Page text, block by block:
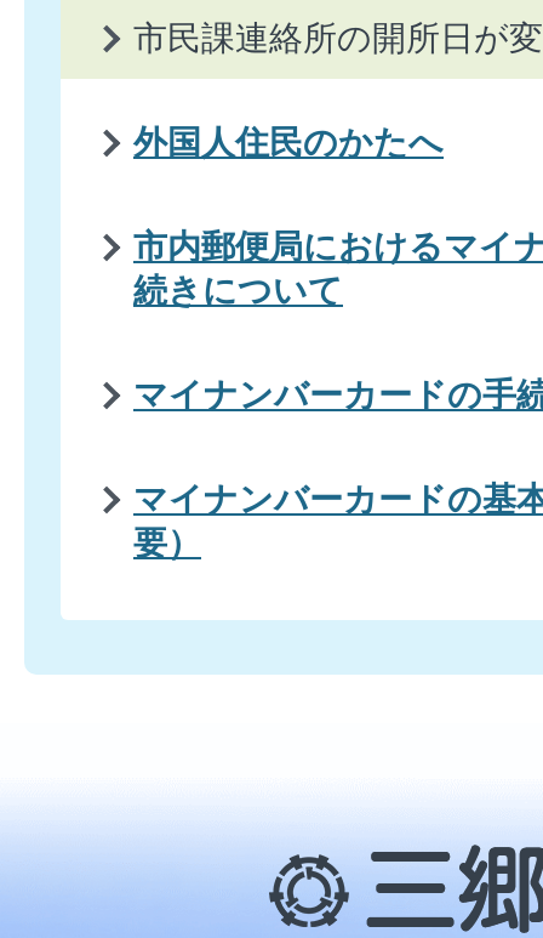
市民課連絡所の開所日が
外国人住民のかたへ
市内郵便局におけるマイ
続きについて
マイナンバーカードの手
マイナンバーカードの基
要）
三
郷